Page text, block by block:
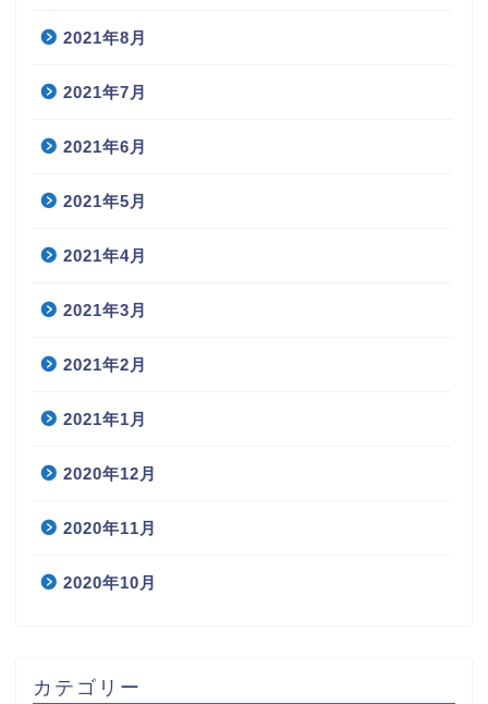
2021年8月
2021年7月
2021年6月
2021年5月
2021年4月
2021年3月
2021年2月
2021年1月
2020年12月
2020年11月
2020年10月
カテゴリー